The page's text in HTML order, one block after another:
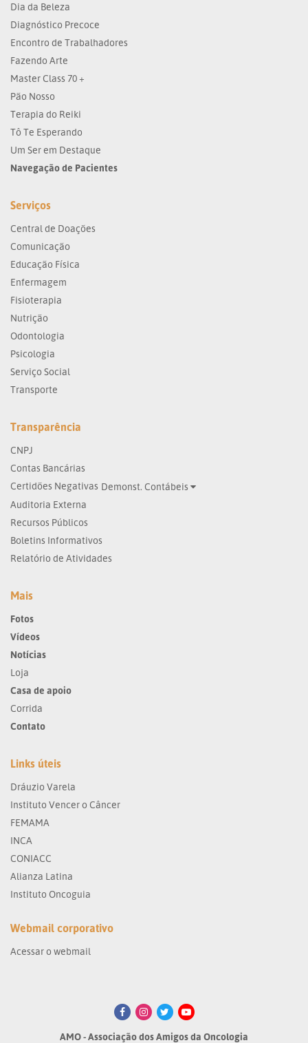
Dia da Beleza
Diagnóstico Precoce
Encontro de Trabalhadores
Fazendo Arte
Master Class 70 +
Pão Nosso
Terapia do Reiki
Tô Te Esperando
Um Ser em Destaque
Navegação de Pacientes
Serviços
Central de Doações
Comunicação
Educação Física
Enfermagem
Fisioterapia
Nutrição
Odontologia
Psicologia
Serviço Social
Transporte
Transparência
CNPJ
Contas Bancárias
Certidões Negativas Demonst. Contábeis
Auditoria Externa
Recursos Públicos
Boletins Informativos
Relatório de Atividades
Mais
Fotos
Vídeos
Notícias
Loja
Casa de apoio
Corrida
Contato
Links úteis
Dráuzio Varela
Instituto Vencer o Câncer
FEMAMA
INCA
CONIACC
Alianza Latina
Instituto Oncoguia
Webmail corporativo
Acessar o webmail
AMO - Associação dos Amigos da Oncologia